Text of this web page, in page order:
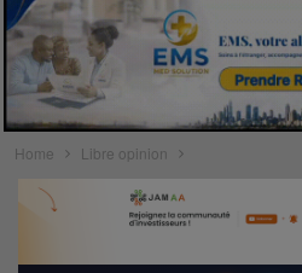
Home Libre opinion